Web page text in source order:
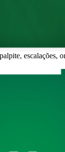
escalações,